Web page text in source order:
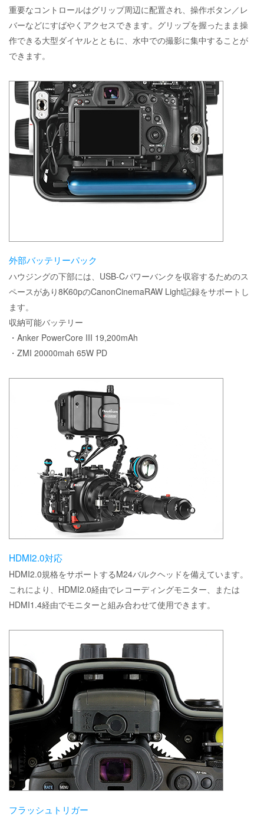
重要なコントロールはグリップ周辺に配置され、操作ボタン／レ
バーなどにすばやくアクセスできます。グリップを握ったまま操
作できる大型ダイヤルとともに、水中での撮影に集中することが
できます。
外部バッテリーパック
ハウジングの下部には、USB-Cパワーバンクを収容するためのス
ペースがあり8K60pのCanonCinemaRAW Light記録をサポートし
ます。
収納可能バッテリー
・Anker PowerCore III 19,200mAh
・ZMI 20000mah 65W PD
HDMI2.0対応
HDMI2.0規格をサポートするM24バルクヘッドを備えています。
これにより、HDMI2.0経由でレコーディングモニター、または
HDMI1.4経由でモニターと組み合わせて使用できます。
フラッシュトリガー